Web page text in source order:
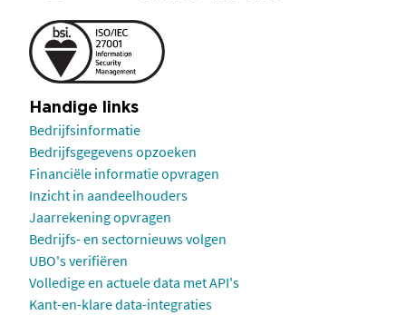
Handige links
Bedrijfsinformatie
Bedrijfsgegevens opzoeken
Financiële informatie opvragen
Inzicht in aandeelhouders
Jaarrekening opvragen
Bedrijfs- en sectornieuws volgen
UBO's verifiëren
Volledige en actuele data met API's
Kant-en-klare data-integraties